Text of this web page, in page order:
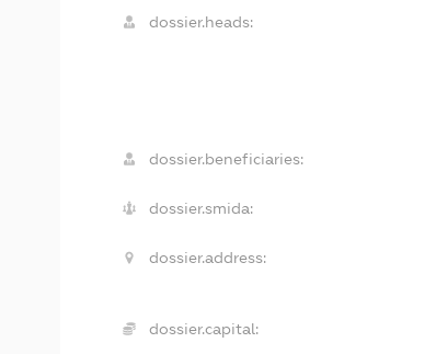
dossier.heads:
dossier.beneficiaries:
dossier.smida:
dossier.address:
dossier.capital: